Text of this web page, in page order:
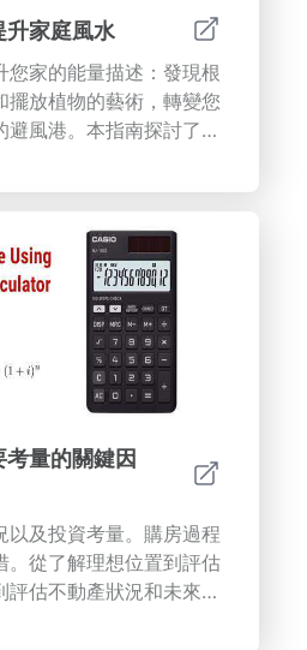
過實施這些策略，提升您
個和諧而充滿活力的環
升家庭風水
您家的能量描述：發現根
擺放植物的藝術，轉變您
避風港。本指南探討了理
定植物的影響以及優化
量（氣）流動的基本提
間，吸引繁榮、平衡與寧
物以獲得充滿活力的能
靈。透過專家見解提升您
積極能量，選擇和護理風
量的關鍵因
以及投資考量。購房過程
。從了解理想位置到評估
評估不動產狀況和未來投
斟酌。